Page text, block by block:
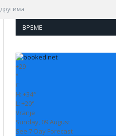
ВРЕМЕ
+29
°
C
H: +34°
L: +20°
Vranje
Sunday, 09 August
See 7-Day Forecast